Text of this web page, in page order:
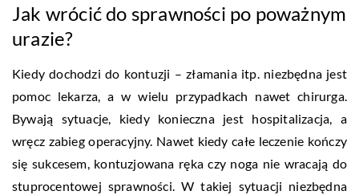
Jak wrócić do sprawności po poważnym
urazie?
Kiedy dochodzi do kontuzji – złamania itp. niezbędna jest
pomoc lekarza, a w wielu przypadkach nawet chirurga.
Bywają sytuacje, kiedy konieczna jest hospitalizacja, a
wręcz zabieg operacyjny. Nawet kiedy całe leczenie kończy
się sukcesem, kontuzjowana ręka czy noga nie wracają do
stuprocentowej sprawności. W takiej sytuacji niezbędna